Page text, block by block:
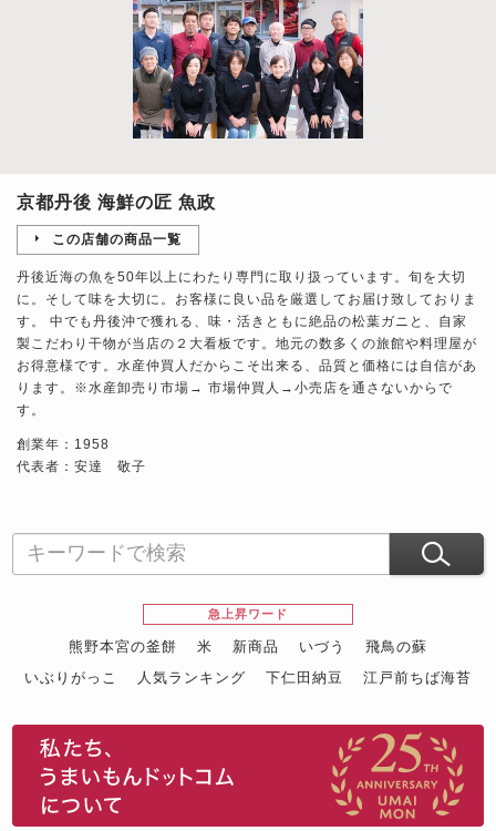
京都丹後 海鮮の匠 魚政
この店舗の商品一覧
丹後近海の魚を50年以上にわたり専門に取り扱っています。旬を大切
に。そして味を大切に。お客様に良い品を厳選してお届け致しておりま
す。 中でも丹後沖で獲れる、味・活きともに絶品の松葉ガニと、自家
製こだわり干物が当店の２大看板です。地元の数多くの旅館や料理屋が
お得意様です。水産仲買人だからこそ出来る、品質と価格には自信があ
ります。※水産卸売り市場→ 市場仲買人→小売店を通さないからで
す。
創業年：1958
代表者：安達 敬子
急上昇ワード
熊野本宮の釜餅 米 新商品 いづう
飛鳥の蘇
いぶりがっこ
人気ランキング 下仁田納豆
江戸前ちば海苔